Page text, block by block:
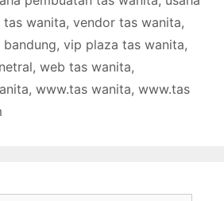
tas wanita, vendor tas wanita,
, vip plaza tas wanita,
, web tas wanita,
, www.tas wanita, www.tas